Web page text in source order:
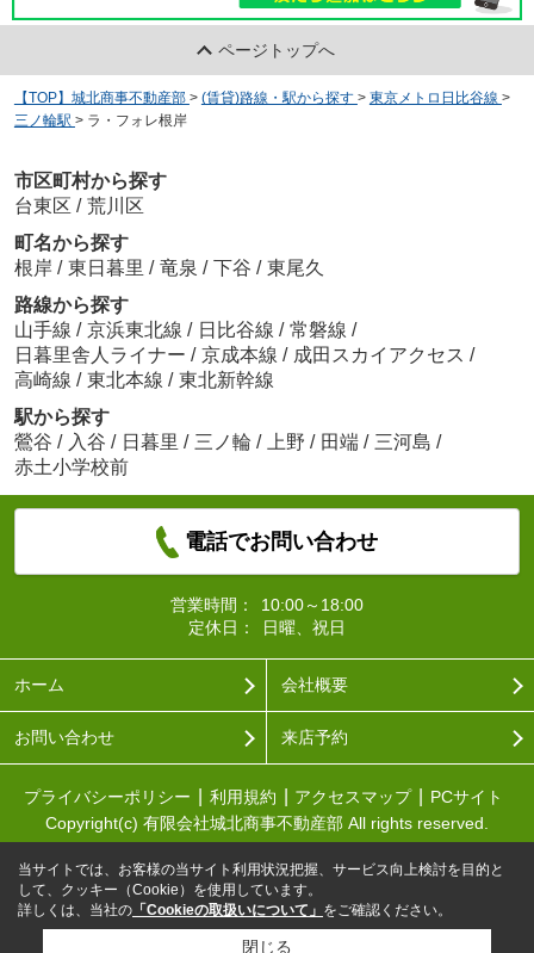
ページトップへ
【TOP】城北商事不動産部 > (賃貸)路線・駅から探す > 東京メトロ日比谷線 >
三ノ輪駅 > ラ・フォレ根岸
市区町村から探す
台東区 / 荒川区
町名から探す
根岸 / 東日暮里 / 竜泉 / 下谷 / 東尾久
路線から探す
山手線 / 京浜東北線 / 日比谷線 / 常磐線 /
日暮里舎人ライナー / 京成本線 / 成田スカイアクセス /
高崎線 / 東北本線 / 東北新幹線
駅から探す
鶯谷 / 入谷 / 日暮里 / 三ノ輪 / 上野 / 田端 / 三河島 /
赤土小学校前
電話でお問い合わせ
営業時間：
10:00～18:00
定休日：
日曜、祝日
ホーム 会社概要
お問い合わせ 来店予約
プライバシーポリシー 利用規約 アクセスマップ
PCサイト
Copyright(c) 有限会社城北商事不動産部 All rights reserved.
当サイトでは、お客様の当サイト利用状況把握、サービス向上検討を目的と
して、クッキー（Cookie）を使用しています。
詳しくは、当社の 「Cookieの取扱いについて」 をご確認ください。
閉じる